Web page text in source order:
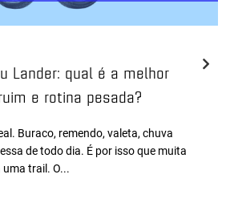
Lander: qual é a melhor
e rotina pesada?
Buraco, remendo, valeta, chuva
de todo dia. É por isso que muita
trail. O...